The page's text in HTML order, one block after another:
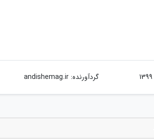
گردآورنده:andishemag.ir